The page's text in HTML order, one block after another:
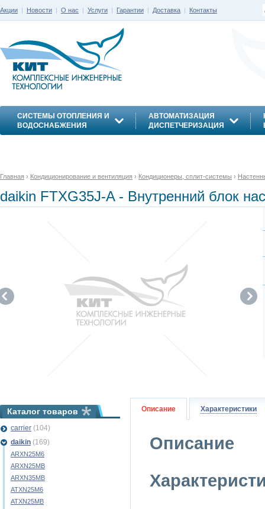
Акции | Новости | О нас | Услуги | Гарантии | Доставка | Контакты
СИСТЕМЫ ОТОПЛЕНИЯ И
ВОДОСНАБЖЕНИЯ
АВТОМАТИЗАЦИЯ
ДИСПЕТЧЕРИЗАЦИЯ
Главная › Кондиционирование и вентиляция › Кондиционеры, сплит-системы ›
daikin FTXG35J-A - Внутренний блок
Описание Характеристики
Описание
Каталог товаров
carrier (104)
daikin (169)
ARXN25M6
ARXN25MB
ARXN35MB
ATXN25M6
ATXN25MB